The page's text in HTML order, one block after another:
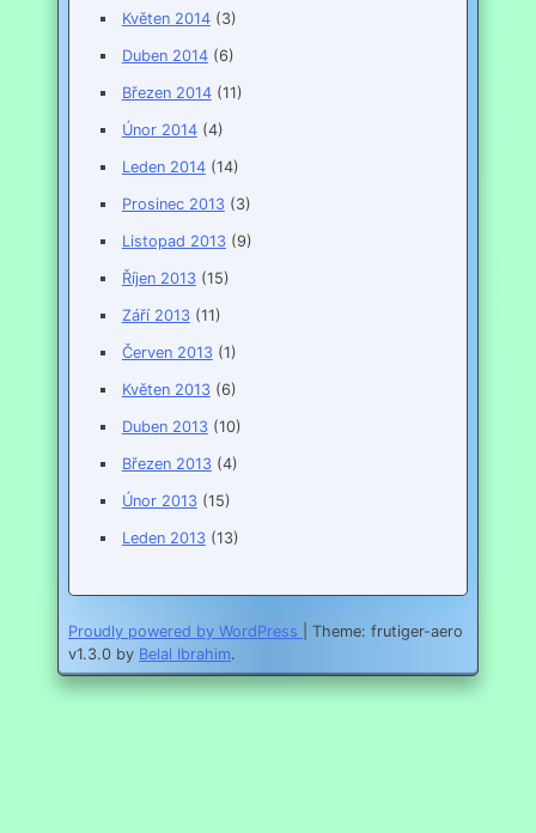
Květen 2014(3)
Duben 2014(6)
Březen 2014(11)
Únor 2014(4)
Leden 2014(14)
Prosinec 2013(3)
Listopad 2013(9)
Říjen 2013(15)
Září 2013(11)
Červen 2013(1)
Květen 2013(6)
Duben 2013(10)
Březen 2013(4)
Únor 2013(15)
Leden 2013(13)
Proudly powered by WordPress
Theme: frutiger-aero
v1.3.0 by Belal Ibrahim.